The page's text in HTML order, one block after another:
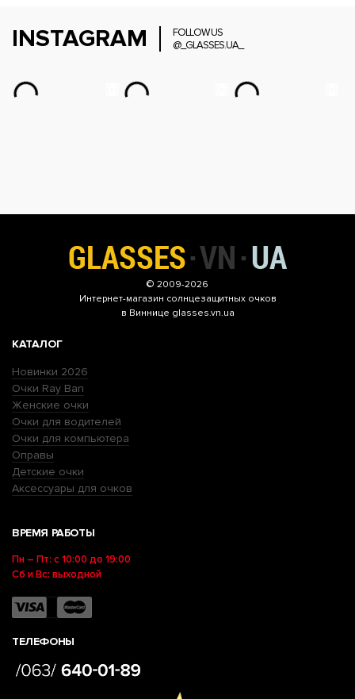
INSTAGRAM
FOLLOW US
@_GLASSES.UA_
© 2009-2026
Интернет-магазин солнцезащитных очков
в Виннице glasses.vn.ua
КАТАЛОГ
Новинки 2026
Очки Ray Ban
Женские очки
Очки для водителей
Очки для компьютера
Оправы
Детские очки
Аксессуары для очков
ВРЕМЯ РАБОТЫ
Пн – Пт: с 10:00 до 19:00
Сб и Вс: выходной
ТЕЛЕФОНЫ